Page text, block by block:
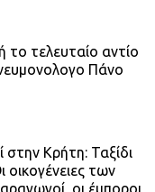
το τελευταίο αντίο
Πάνο
στην Κρήτη: Ταξίδι
των
οι έμποροι